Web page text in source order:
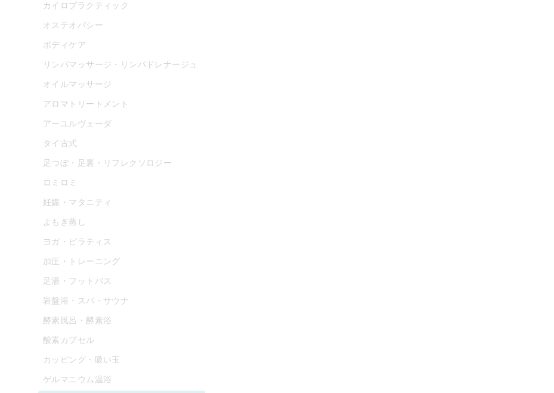
カイロプラクティック
オステオパシー
ボディケア
リンパマッサージ・リンパドレナージュ
オイルマッサージ
アロマトリートメント
アーユルヴェーダ
タイ古式
足つぼ・足裏・リフレクソロジー
ロミロミ
妊娠・マタニティ
よもぎ蒸し
ヨガ・ピラティス
加圧・トレーニング
足湯・フットバス
岩盤浴・スパ・サウナ
酵素風呂・酵素浴
酸素カプセル
カッピング・吸い玉
ゲルマニウム温浴